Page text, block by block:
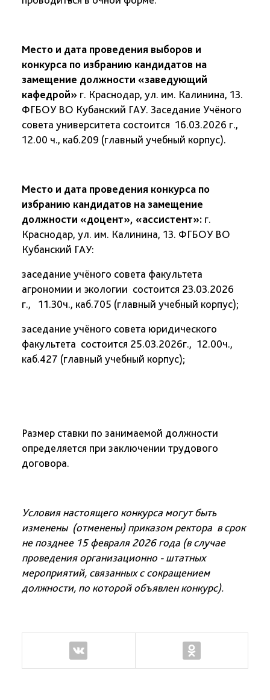
Место и дата проведения выборов и
конкурса по избранию кандидатов на
замещение должности «заведующий
кафедрой» г. Краснодар, ул. им. Калинина, 13.
ФГБОУ ВО Кубанский ГАУ. Заседание Учёного
совета университета состоится 16.03.2026 г.,
12.00 ч., каб.209 (главный учебный корпус).
Место и дата проведения конкурса по
избранию кандидатов на замещение
должности «доцент», «ассистент»: г.
Краснодар, ул. им. Калинина, 13. ФГБОУ ВО
Кубанский ГАУ:
заседание учёного совета факультета
агрономии и экологии состоится 23.03.2026
г., 11.30ч., каб.705 (главный учебный корпус);
заседание учёного совета юридического
факультета состоится 25.03.2026г., 12.00ч.,
каб.427 (главный учебный корпус);
Размер ставки по занимаемой должности
определяется при заключении трудового
договора.
Условия настоящего конкурса могут быть
изменены (отменены) приказом ректора в срок
не позднее 15 февраля 2026 года (в случае
проведения организационно - штатных
мероприятий, связанных с сокращением
должности, по которой объявлен конкурс).